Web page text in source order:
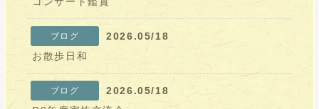
ブログ
2026.05/18
お散歩日和
ブログ
2026.05/18